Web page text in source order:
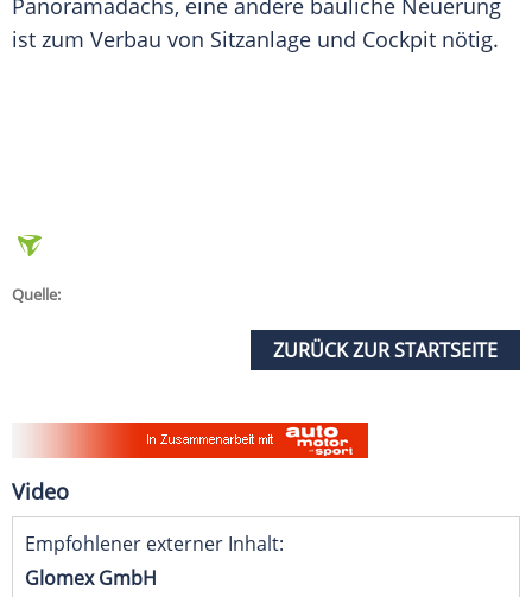
Panoramadachs, eine andere bauliche Neuerung
ist zum Verbau von Sitzanlage und Cockpit nötig.
Quelle:
ZURÜCK ZUR STARTSEITE
Video
Empfohlener externer Inhalt:
Glomex GmbH